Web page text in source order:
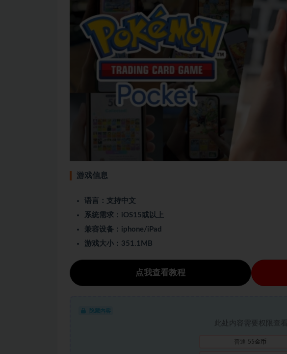
游戏信息
语言：支持中文
系统需求：iOS15或以上
兼容设备：iphone/iPad
游戏大小：351.1MB
点我查看教程
隐藏内容
此处内容需要权限查看
普通 55金币